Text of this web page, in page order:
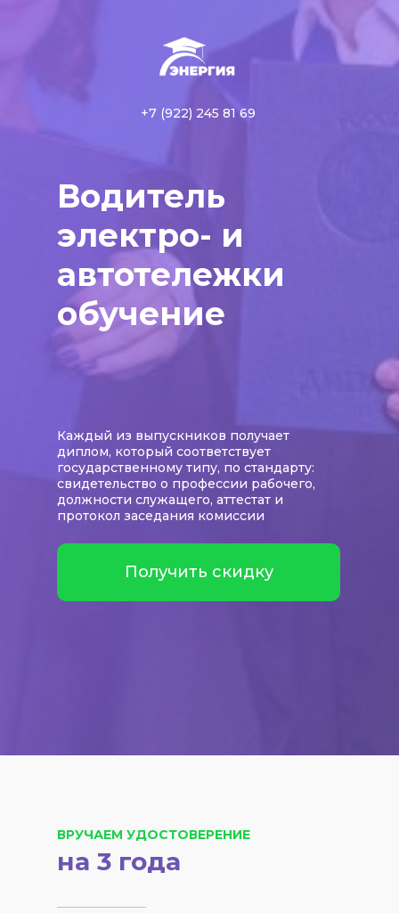
Водитель
электро- и
автотележки
обучение
Каждый из выпускников получает
диплом, который соответствует
государственному типу, по стандарту:
свидетельство о профессии рабочего,
должности служащего, аттестат и
протокол заседания комиссии
+7 (922) 245 81 69
Получить скидку
ВРУЧАЕМ УДОСТОВЕРЕНИЕ
на 3 года